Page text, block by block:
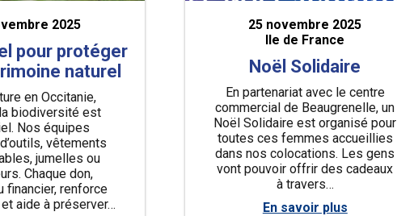
2025
pour protéger
naturel
en Occitanie,
biodiversité est
Nos équipes
vêtements
jumelles ou
Chaque don,
financier, renforce
aide à préserver…
25 novembre 2025
Ile de France
Noël Solidaire
En partenariat avec le centre
commercial de Beaugrenelle, un
Noël Solidaire est organisé pour
toutes ces femmes accueillies
dans nos colocations. Les gens
vont pouvoir offrir des cadeaux
à travers…
En savoir plus